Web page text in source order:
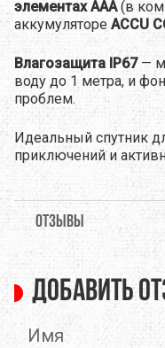
элементах AAA(в
аккумуляторе ACCU
Влагозащита IP67—
воду до 1 метра, и
проблем.
Идеальный спутник
приключений и
ОТЗЫВЫ
Добавить
Имя